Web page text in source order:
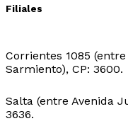
Filiales
Corrientes 1085
Sarmiento), CP: 3600.
Salta (entre Avenida
3636.